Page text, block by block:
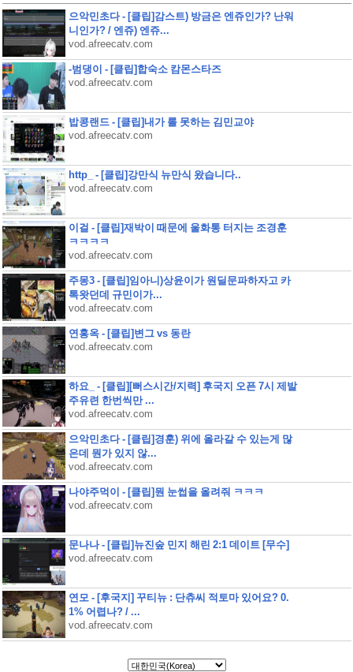
으악민초다 - [클립]감스트) 방금은 엔쥬인가? 난워
니인가? / 엔쥬) 엔쥬...
vod.afreecatv.com
-범댕이 - [클립]합숙소 캄몬스타즈
vod.afreecatv.com
밥콩랜드 - [클립]내가 롤 못하는 김민교야
vod.afreecatv.com
http_ - [클립]강만식 뉴만식 왔습니다..
vod.afreecatv.com
이걸 - [클립]재박이 때문에 울화통 터지는 조경훈
ㅋㅋㅋㅋ
vod.afreecatv.com
주몽3 - [클립]임아니)상윤이가 원딜문파하자고 카
톡왓던데 규민이가...
vod.afreecatv.com
연홍옥 - [클립]변그 vs 동란
vod.afreecatv.com
하요_ - [클립][뻐스시간/지력] 후국지 오픈 7시 제발
주유련 한번씩만 ...
vod.afreecatv.com
으악민초다 - [클립]경훈) 위에 올라갈 수 있는게 많
은데 뭔가 있지 않...
vod.afreecatv.com
나야주먹이 - [클립]뭔 눈썹을 올려줘 ㅋㅋㅋ
vod.afreecatv.com
문나나 - [클립]뉴진숲 민지 해린 2:1 데이트 [무수]
vod.afreecatv.com
연모 - [후국지] 꾸티뉴 : 단츄씨 적토마 있어요? 0.
1% 어렵나? / ...
vod.afreecatv.com